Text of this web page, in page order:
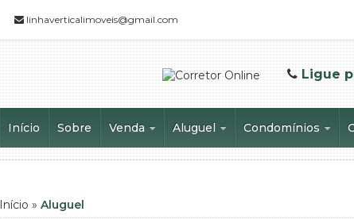
linhaverticalimoveis@gmail.com
Ligue
Início Sobre Venda
Apartamento (13)
Aluguel
Apartamento (14)
Condomínios
Adágio (1)
Início » Aluguel